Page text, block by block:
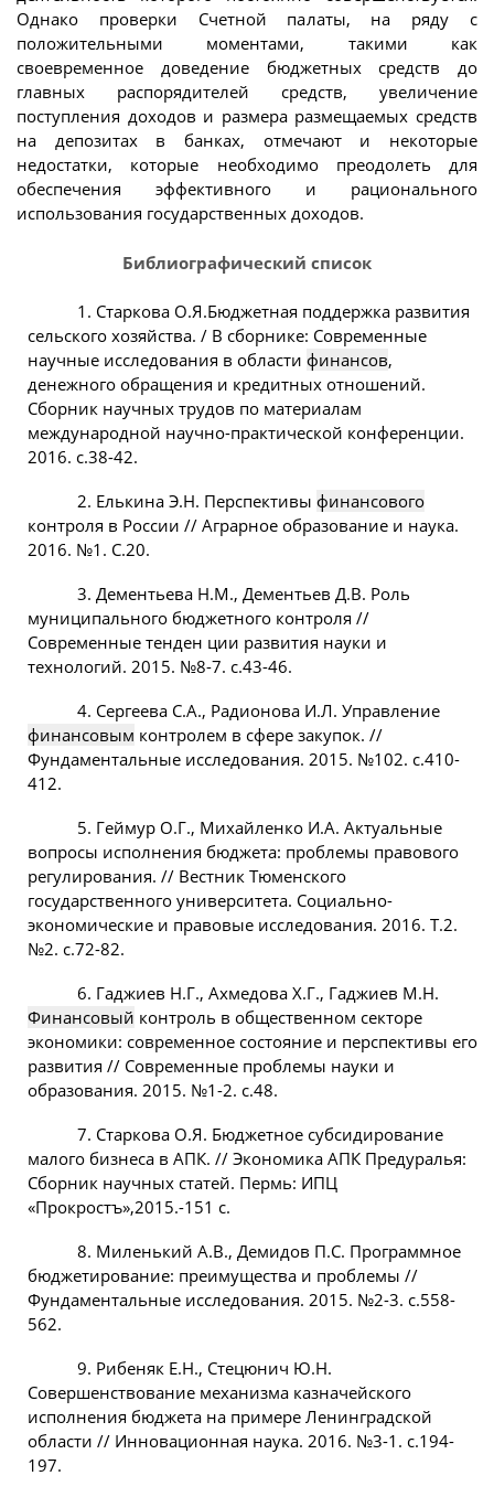
Однако проверки Счетной палаты, на ряду с
положительными моментами, такими как
своевременное доведение бюджетных средств до
главных распорядителей средств, увеличение
поступления доходов и размера размещаемых средств
на депозитах в банках, отмечают и некоторые
недостатки, которые необходимо преодолеть для
обеспечения эффективного и рационального
использования государственных доходов.
Библиографический список
1. Старкова О.Я.Бюджетная поддержка развития
сельского хозяйства. / В сборнике: Современные
научные исследования в области финансов,
денежного обращения и кредитных отношений.
Сборник научных трудов по материалам
международной научно-практической конференции.
2016. с.38-42.
2. Елькина Э.Н. Перспективы финансового
контроля в России // Аграрное образование и наука.
2016. №1. С.20.
3. Дементьева Н.М., Дементьев Д.В. Роль
муниципального бюджетного контроля //
Современные тенден ции развития науки и
технологий. 2015. №8-7. с.43-46.
4. Сергеева С.А., Радионова И.Л. Управление
финансовым контролем в сфере закупок. //
Фундаментальные исследования. 2015. №102. с.410-
412.
5. Геймур О.Г., Михайленко И.А. Актуальные
вопросы исполнения бюджета: проблемы правового
регулирования. // Вестник Тюменского
государственного университета. Социально-
экономические и правовые исследования. 2016. Т.2.
№2. с.72-82.
6. Гаджиев Н.Г., Ахмедова Х.Г., Гаджиев М.Н.
Финансовый контроль в общественном секторе
экономики: современное состояние и перспективы его
развития // Современные проблемы науки и
образования. 2015. №1-2. с.48.
7. Старкова О.Я. Бюджетное субсидирование
малого бизнеса в АПК. // Экономика АПК Предуралья:
Сборник научных статей. Пермь: ИПЦ
«Прокростъ»,2015.-151 с.
8. Миленький А.В., Демидов П.С. Программное
бюджетирование: преимущества и проблемы //
Фундаментальные исследования. 2015. №2-3. с.558-
562.
9. Рибеняк Е.Н., Стецюнич Ю.Н.
Совершенствование механизма казначейского
исполнения бюджета на примере Ленинградской
области // Инновационная наука. 2016. №3-1. с.194-
197.